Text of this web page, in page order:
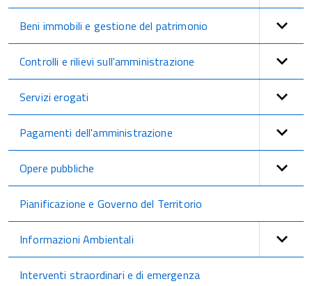
Beni immobili e gestione del patrimonio
Controlli e rilievi sull'amministrazione
Servizi erogati
Pagamenti dell'amministrazione
Opere pubbliche
Pianificazione e Governo del Territorio
Informazioni Ambientali
Interventi straordinari e di emergenza